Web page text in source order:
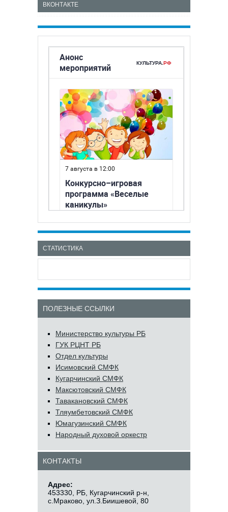
ВКОНТАКТЕ
СТАТИСТИКА
ПОЛЕЗНЫЕ ССЫЛКИ
Министерство культуры РБ
ГУК РЦНТ РБ
Отдел культуры
Исимовский СМФК
Кугарчинский СМФК
Максютовский СМФК
Тавакановский СМФК
Тляумбетовский СМФК
Юмагузинский СМФК
Народный духовой оркестр
КОНТАКТЫ
Адрес:
453330, РБ, Кугарчинский р-н,
с.Мраково, ул.З.Биишевой, 80